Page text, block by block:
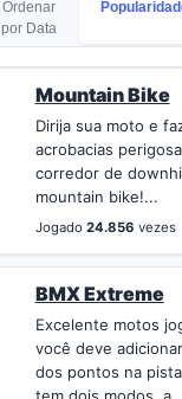
Ordenar
por Data
Mountain Bike
Dirija sua moto e
acrobacias
corredor de
mountain bike!...
Jogado 24.856 vezes
BMX Extreme
Excelente motos
você deve
dos pontos na